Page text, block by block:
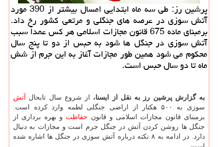
پرشین رز: طی سه ماه ابتدایی امسال بیشتر از 390 مورد
آتش سوزی در عرصه های جنگلی و مرتعی كشور رخ داد.
برمبنای ماده 675 قانون مجازات اسلامی هر كس عمداً سبب
آتش سوزی در جنگل ها شود به حبس از دو تا پنج سال
محكوم می شود همین طور مجازات آغاز به این جرم از شش
ماه تا دو سال حبس است.
به گزارش پرشین رز به نقل از ایسنا، از شروع سال تابحال آتش
سوزی به ۵۰۰ هكتار از اراضی جنگلی لطمه وارد كرده است.
برمبنای قانون مجازات اسلامی و قانون حفاظت و بهره برداری از
جنگل ها روشن كردن آتش در جنگل جرم است و مجازات به دنبال
دارد. در ادامه به ۸ نكته درباره آتش سوزی در جنگل ها اشاره شده